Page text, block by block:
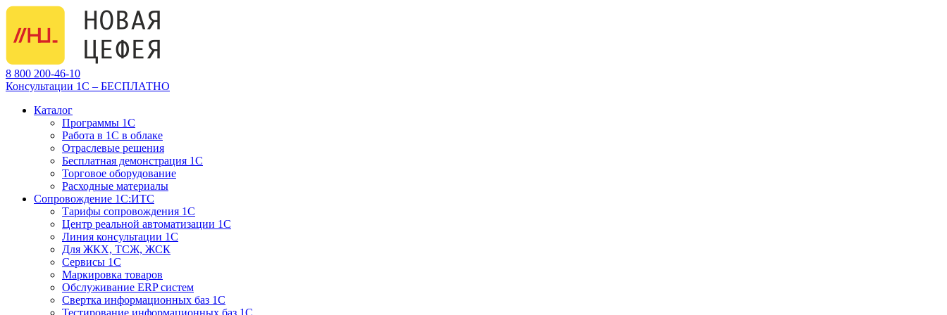
8 800 200-46-10
Консультации 1С – БЕСПЛАТНО
Каталог
Программы 1С
Работа в 1С в облаке
Отраслевые решения
Бесплатная демонстрация 1С
Торговое оборудование
Расходные материалы
Сопровождение 1С:ИТС
Тарифы сопровождения 1С
Центр реальной автоматизации 1С
Линия консультации 1С
Для ЖКХ, ТСЖ, ЖСК
Сервисы 1С
Маркировка товаров
Обслуживание ERP систем
Свертка информационных баз 1С
Тестирование информационных баз 1С